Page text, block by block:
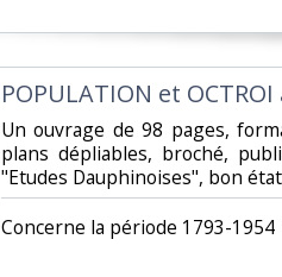
‎POPULATION et OCTROI
‎Un ouvrage de 98 pages,
plans dépliables, broché,
"Etudes Dauphinoises", bon état‎
‎Concerne la période 1793-1954‎